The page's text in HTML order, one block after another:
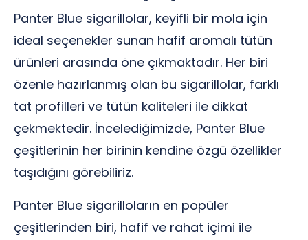
Panter Blue sigarillolar, keyifli bir mola için
ideal seçenekler sunan hafif aromalı tütün
ürünleri arasında öne çıkmaktadır. Her biri
özenle hazırlanmış olan bu sigarillolar, farklı
tat profilleri ve tütün kaliteleri ile dikkat
çekmektedir. İncelediğimizde, Panter Blue
çeşitlerinin her birinin kendine özgü özellikler
taşıdığını görebiliriz.
Panter Blue sigarilloların en popüler
çeşitlerinden biri, hafif ve rahat içimi ile